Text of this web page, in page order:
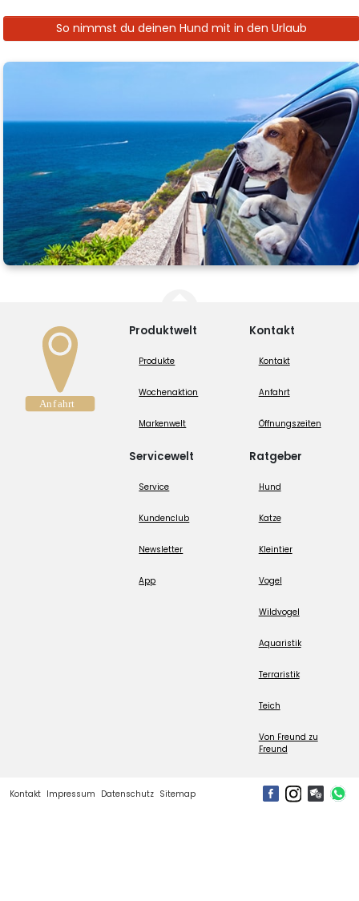
So nimmst du deinen Hund mit in den Urlaub
Produktwelt
Produkte
Wochenaktion
Markenwelt
Servicewelt
Service
Kundenclub
Newsletter
App
Kontakt
Kontakt
Anfahrt
Öffnungszeiten
Ratgeber
Hund
Katze
Kleintier
Vogel
Wildvogel
Aquaristik
Terraristik
Teich
Von Freund zu
Freund
Kontakt Impressum Datenschutz Sitemap